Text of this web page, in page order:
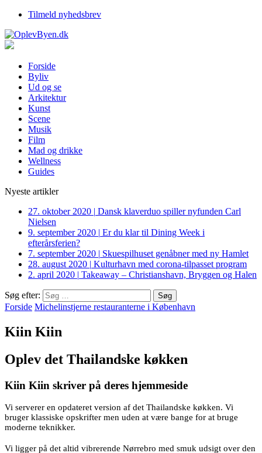
Tilmeld nyhedsbrev
Forside
Byliv
Ud og se
Arkitektur
Kunst
Scene
Musik
Film
Mad og drikke
Wellness
Guides
Nyeste artikler
27. oktober 2020 | Dansk klaverduo spiller nyfunden Carl
Nielsen
9. september 2020 | Er du klar til Dining Week i
efterårsferien?
7. september 2020 | Skuespilhuset genåbner med ny Hamlet
28. august 2020 | Kulturhavn med corona-tilpasset program
2. april 2020 | Takeaway – Christianshavn, Bryggen og Halen
Søg efter:
Forside Michelinstjerne restauranterne i København
Kiin Kiin
Oplev det Thailandske køkken
Kiin Kiin skriver på deres hjemmeside
Vi serverer en opdateret version af det Thailandske køkken. Vi
bruger klassiske opskrifter men uden at være bange for at bruge
moderne teknikker.
Vi ligger på det altid vibrerende Nørrebro med smuk udsigt over den